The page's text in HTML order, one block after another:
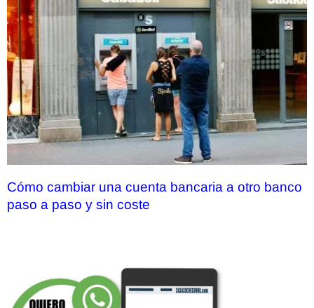
Cómo cambiar una cuenta bancaria a otro banco
paso a paso y sin coste